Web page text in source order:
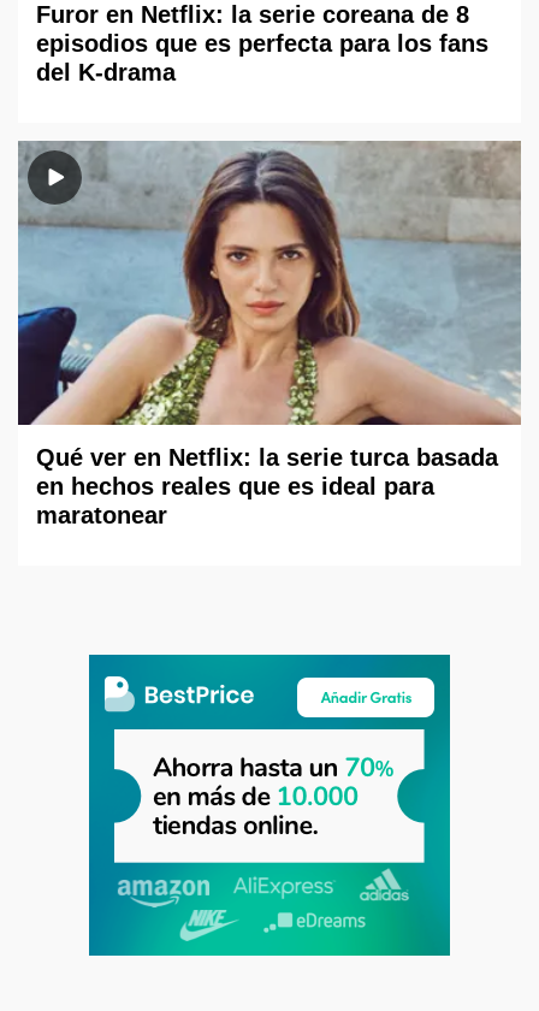
Furor en Netflix: la serie coreana de 8
episodios que es perfecta para los fans
del K-drama
Qué ver en Netflix: la serie turca basada
en hechos reales que es ideal para
maratonear